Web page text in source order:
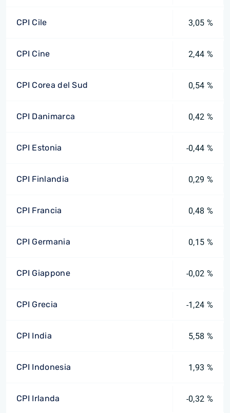
CPI Cile 3,05 %
CPI Cine 2,44 %
CPI Corea del Sud 0,54 %
CPI Danimarca 0,42 %
CPI Estonia -0,44 %
CPI Finlandia 0,29 %
CPI Francia 0,48 %
CPI Germania 0,15 %
CPI Giappone -0,02 %
CPI Grecia -1,24 %
CPI India 5,58 %
CPI Indonesia 1,93 %
CPI Irlanda -0,32 %